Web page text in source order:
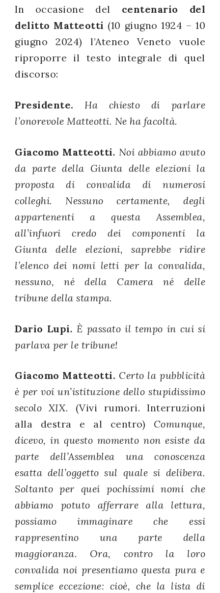
In occasione del centenario del
delitto Matteotti (10 giugno 1924 – 10
giugno 2024) l’Ateneo Veneto vuole
riproporre il testo integrale di quel
discorso:
Presidente. Ha chiesto di parlare
l’onorevole Matteotti. Ne ha facoltà.
Giacomo Matteotti. Noi abbiamo avuto
da parte della Giunta delle elezioni la
proposta di convalida di numerosi
colleghi. Nessuno certamente, degli
appartenenti a questa Assemblea,
all’infuori credo dei componenti la
Giunta delle elezioni, saprebbe ridire
l’elenco dei nomi letti per la convalida,
nessuno, né della Camera né delle
tribune della stampa.
Dario Lupi. È passato il tempo in cui si
parlava per le tribune!
Giacomo Matteotti. Certo la pubblicità
è per voi un’istituzione dello stupidissimo
secolo XIX. (Vivi rumori. Interruzioni
alla destra e al centro) Comunque,
dicevo, in questo momento non esiste da
parte dell’Assemblea una conoscenza
esatta dell’oggetto sul quale si delibera.
Soltanto per quei pochissimi nomi che
abbiamo potuto afferrare alla lettura,
possiamo immaginare che essi
rappresentino una parte della
maggioranza. Ora, contro la loro
convalida noi presentiamo questa pura e
semplice eccezione: cioè, che la lista di